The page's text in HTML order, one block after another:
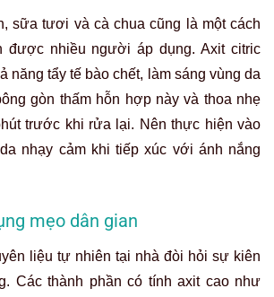
sữa tươi và cà chua cũng là một cách
được nhiều người áp dụng. Axit citric
năng tẩy tế bào chết, làm sáng vùng da
gòn thấm hỗn hợp này và thoa nhẹ
trước khi rửa lại. Nên thực hiện vào
nhạy cảm khi tiếp xúc với ánh nắng
mẹo dân gian
liệu tự nhiên tại nhà đòi hỏi sự kiên
Các thành phần có tính axit cao như